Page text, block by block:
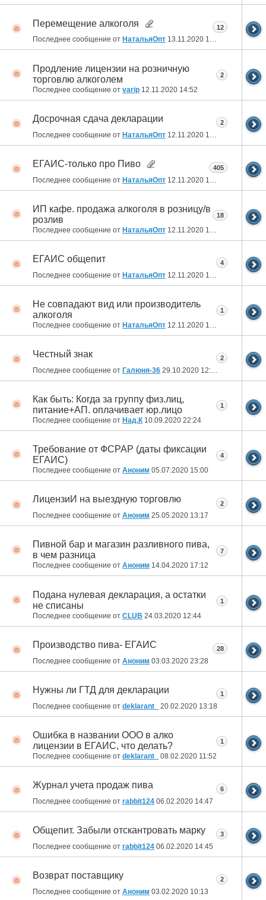
Перемещение алкоголя
Последнее сообщение от НатальяОпт 13.11.2020 16:04
12
Продление лицензии на розничную
торговлю алкоголем
Последнее сообщение от varip 12.11.2020 14:52
2
Досрочная сдача декларации
Последнее сообщение от НатальяОпт 12.11.2020 13:59
2
ЕГАИС-только про Пиво
Последнее сообщение от НатальяОпт 12.11.2020 13:57
405
ИП кафе. продажа алкоголя в розницу/в
розлив
Последнее сообщение от НатальяОпт 12.11.2020 13:23
18
ЕГАИС общепит
Последнее сообщение от НатальяОпт 12.11.2020 13:16
4
Не совпадают вид или производитель
алкоголя
Последнее сообщение от НатальяОпт 12.11.2020 13:12
1
Честный знак
Последнее сообщение от Галюня-36 29.10.2020 12:36
2
Как быть: Когда за группу физ.лиц,
питание+АП. оплачивает юр.лицо
Последнее сообщение от Над.К 10.09.2020 22:24
1
Требование от ФСРАР (даты фиксации
ЕГАИС)
Последнее сообщение от Аноним 05.07.2020 15:00
4
ЛицензиИ на выездную торговлю
Последнее сообщение от Аноним 25.05.2020 13:17
2
Пивной бар и магазин разливного пива,
в чем разница
Последнее сообщение от Аноним 14.04.2020 17:12
7
Подана нулевая декларация, а остатки
не списаны
Последнее сообщение от CLUB 24.03.2020 12:44
1
Производство пива- ЕГАИС
Последнее сообщение от Аноним 03.03.2020 23:28
28
Нужны ли ГТД для декларации
Последнее сообщение от deklarant_ 20.02.2020 13:18
1
Ошибка в названии ООО в алко
лицензии в ЕГАИС, что делать?
Последнее сообщение от deklarant_ 08.02.2020 11:52
1
Журнал учета продаж пива
Последнее сообщение от rabbit124 06.02.2020 14:47
6
Общепит. Забыли отскантровать марку
Последнее сообщение от rabbit124 06.02.2020 14:45
3
Возврат поставщику
Последнее сообщение от Аноним 03.02.2020 10:13
2